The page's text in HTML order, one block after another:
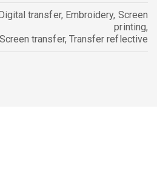
transfer, Embroidery, Screen
printing,
Screen transfer, Transfer reflective